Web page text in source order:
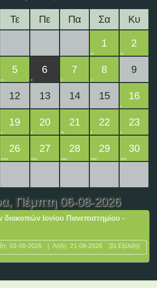
Τε Πε Πα Σα Κυ
1 2
5 6 7 8 9
12 13 14 15 16
19 20 21 22 23
26 27 28 29 30
, Πέμπτη 06-08-2026
διακοπών Ιονίου Πανεπιστημίου -
03-08-2026 Λήξη: 21-08-2026 [Σε Εξέλιξη]